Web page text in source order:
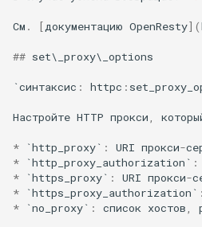
stream-sts
stream-upsync
substitutions
sxg
sysguard
См . [ документацию OpenResty](
## set\ _proxy\ _options
`синтаксис : httpc :
Настройте HTTP прокси
* `http_proxy` : URI прокси-
*
`http_proxy_authorization ` :
*
`https_proxy` : URI прокси-
*
`https_proxy_authorization ` :
*
`no_proxy` : список хостов